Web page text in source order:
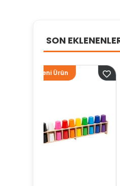
SON
Yeni Ürün